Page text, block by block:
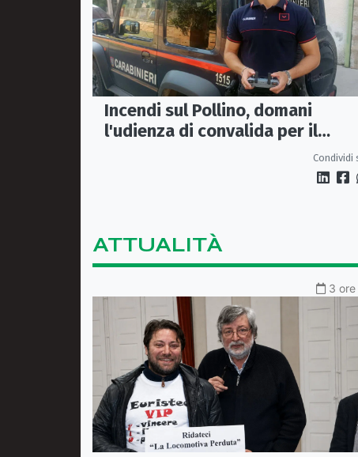
Incendi sul Pollino, domani
l'udienza di convalida per il
presunto piromane: il PM ha
chiesto la misura in carcere
Condividi
ATTUALITÀ
3 ore